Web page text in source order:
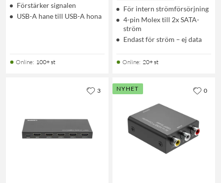
Förstärker signalen
USB-A hane till USB-A hona
Online: 100+ st
För intern strömförsörjning
4-pin Molex till 2x SATA-
ström
Endast för ström – ej data
Online: 20+ st
3 NYHET 0